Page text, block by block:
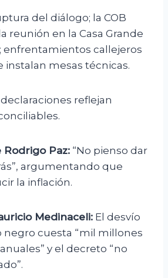
del diálogo; la COB
reunión en la Casa Grande
enfrentamientos callejeros
instalan mesas técnicas.
declaraciones reflejan
Paz: “No pienso dar
argumentando que
la inflación.
Medinaceli: El desvío
negro cuesta “mil millones
y el decreto “no